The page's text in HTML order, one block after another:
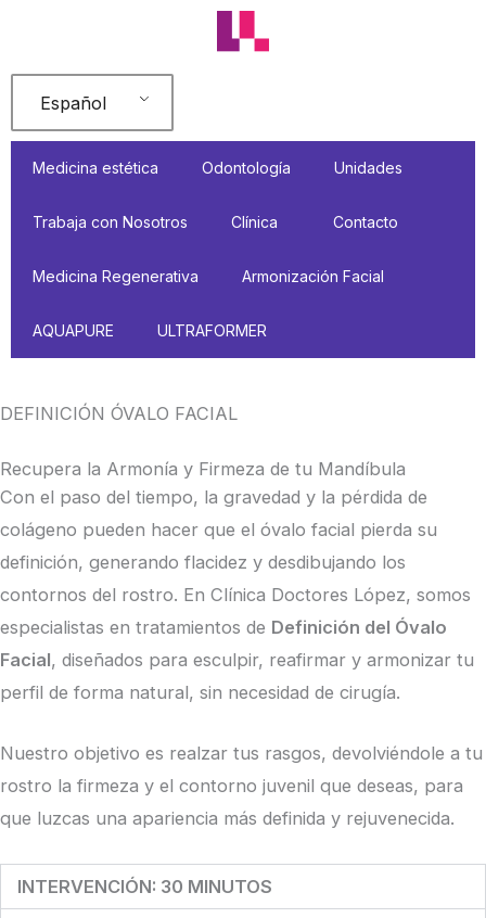
contenido
Español
Medicina estética Odontología Unidades
Trabaja con Nosotros Clínica Contacto
Medicina Regenerativa Armonización Facial
AQUAPURE ULTRAFORMER
DEFINICIÓN ÓVALO FACIAL​
Recupera la Armonía y Firmeza de tu Mandíbula
Con el paso del tiempo, la gravedad y la pérdida de
colágeno pueden hacer que el óvalo facial pierda su
definición, generando flacidez y desdibujando los
contornos del rostro. En Clínica Doctores López, somos
especialistas en tratamientos de Definición del Óvalo
Facial, diseñados para esculpir, reafirmar y armonizar tu
perfil de forma natural, sin necesidad de cirugía.
Nuestro objetivo es realzar tus rasgos, devolviéndole a tu
rostro la firmeza y el contorno juvenil que deseas, para
que luzcas una apariencia más definida y rejuvenecida.
INTERVENCIÓN: 30 MINUTOS